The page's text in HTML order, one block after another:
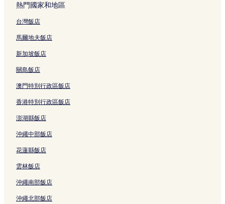
高鐵嘉義站附近的飯店
義竹飯店
中埔穀倉暨農創園區附近的飯店
二延平山步道附近的飯店
國立中正大學附近的飯店
圓潭生態園區附近的飯店
隙頂阿里山國家風景區附近的飯店
奮起湖文史陳列館附近的飯店
溪口飯店
熱門國家和地區
台灣飯店
馬爾地夫飯店
新加坡飯店
關島飯店
澳門特別行政區飯店
香港特別行政區飯店
澎湖縣飯店
沖繩中部飯店
花蓮縣飯店
雲林飯店
沖繩南部飯店
沖繩北部飯店